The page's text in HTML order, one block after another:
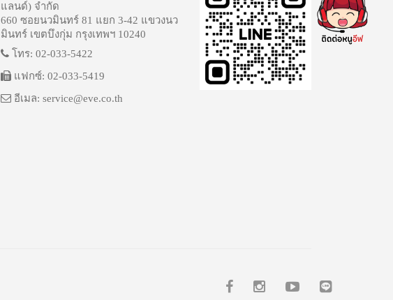
แลนด์) จำกัด
660 ซอยนวมินทร์ 81 แยก 3-42 แขวงนว
มินทร์ เขตบึงกุ่ม กรุงเทพฯ 10240
โทร: 02-033-5422
แฟกซ์: 02-033-5419
อีเมล: service@eve.co.th